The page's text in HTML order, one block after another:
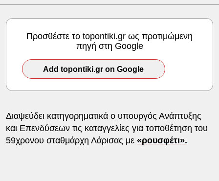
Προσθέστε το topontiki.gr ως προτιμώμενη
πηγή στη Google
Add topontiki.gr on Google
Διαψεύδει κατηγορηματικά ο υπουργός Ανάπτυξης
και Επενδύσεων τις καταγγελίες για τοποθέτηση του
59χρονου σταθμάρχη Λάρισας με «ρουσφέτι».